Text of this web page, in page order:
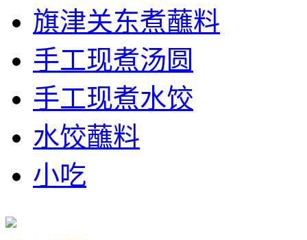
旗津关东煮蘸料
手工现煮汤圆
手工现煮水饺
水饺蘸料
小吃